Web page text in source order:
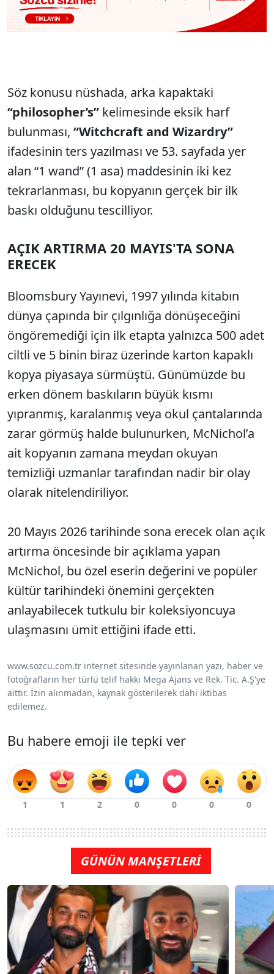
Söz konusu nüshada, arka kapaktaki
“philosopher’s” kelimesinde eksik harf
bulunması, “Witchcraft and Wizardry”
ifadesinin ters yazılması ve 53. sayfada yer
alan “1 wand” (1 asa) maddesinin iki kez
tekrarlanması, bu kopyanın gerçek bir ilk
baskı olduğunu tescilliyor.
AÇIK ARTIRMA 20 MAYIS'TA SONA
ERECEK
Bloomsbury Yayınevi, 1997 yılında kitabın
dünya çapında bir çılgınlığa dönüşeceğini
öngöremediği için ilk etapta yalnızca 500 adet
ciltli ve 5 binin biraz üzerinde karton kapaklı
kopya piyasaya sürmüştü. Günümüzde bu
erken dönem baskıların büyük kısmı
yıpranmış, karalanmış veya okul çantalarında
zarar görmüş halde bulunurken, McNichol’a
ait kopyanın zamana meydan okuyan
temizliği uzmanlar tarafından nadir bir olay
olarak nitelendiriliyor.
20 Mayıs 2026 tarihinde sona erecek olan açık
artırma öncesinde bir açıklama yapan
McNichol, bu özel eserin değerini ve popüler
kültür tarihindeki önemini gerçekten
anlayabilecek tutkulu bir koleksiyoncuya
ulaşmasını ümit ettiğini ifade etti.
www.sozcu.com.tr internet sitesinde yayınlanan yazı, haber ve
fotoğrafların her türlü telif hakkı Mega Ajans ve Rek. Tic. A.Ş'ye
aittir. İzin alınmadan, kaynak gösterilerek dahi iktibas
edilemez.
Bu habere emoji ile tepki ver
GÜNÜN MANŞETLERİ